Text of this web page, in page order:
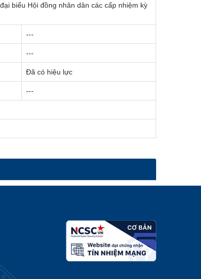
biểu Hội đồng nhân dân các cấp nhiệm kỳ
---
---
Đã có hiệu lực
---